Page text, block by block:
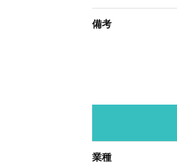
備考
業種